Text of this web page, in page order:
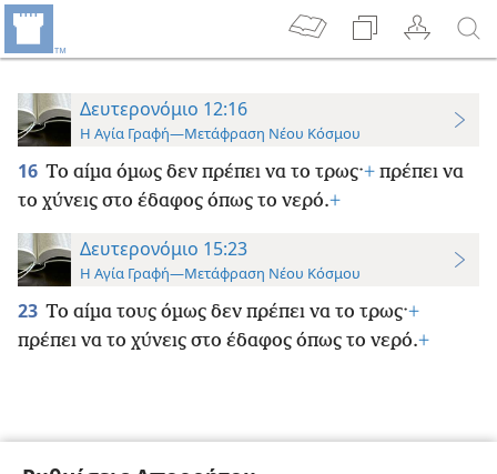
Δευτερονόμιο 12:16
Η Αγία Γραφή—Μετάφραση Νέου Κόσμου
16 Το αίμα όμως δεν πρέπει να το τρως·+ πρέπει να
το χύνεις στο έδαφος όπως το νερό.+
Δευτερονόμιο 15:23
Η Αγία Γραφή—Μετάφραση Νέου Κόσμου
23 Το αίμα τους όμως δεν πρέπει να το τρως·+
πρέπει να το χύνεις στο έδαφος όπως το νερό.+